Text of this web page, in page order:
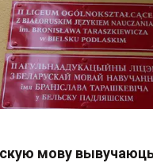
мову вывучаюць